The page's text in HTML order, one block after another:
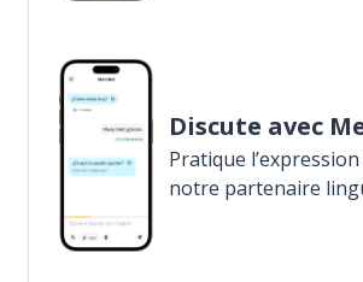
Discute avec
Pratique
notre partenaire